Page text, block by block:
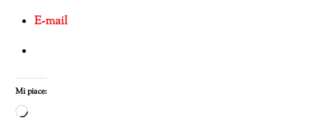
E-mail
Mi piace:
Caricamento